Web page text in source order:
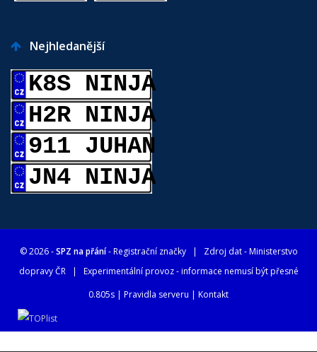
Nejhledanější
K8S NINJA
H2R NINJA
911 JUHAN
JN4 NINJA
© 2026 -SPZ na přání- Registrační značky| Zdroj dat -Ministerstvo
dopravy ČR| Experimentální provoz - informace nemusí být přesné
0.805s | Pravidla serveru | Kontakt